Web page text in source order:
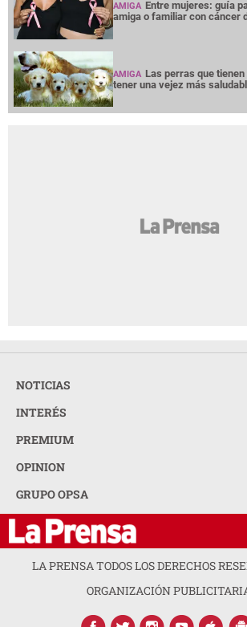
AMIGA Entre mujeres: guía
amiga o familiar con cáncer
AMIGA Las perras que
tener una vejez más
NOTICIAS
INTERÉS
PREMIUM
OPINION
GRUPO OPSA
LA PRENSA TODOS LOS DERECHOS
ORGANIZACIÓN